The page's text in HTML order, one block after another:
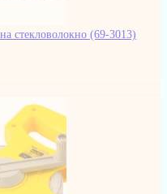
стекловолокно (69-3013)